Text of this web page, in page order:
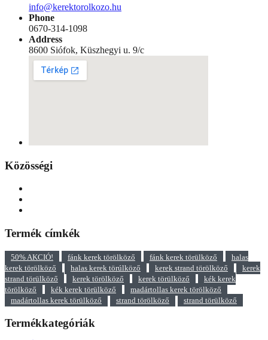
info@kerektorolkozo.hu
Phone
0670-314-1098
Address
8600 Siófok, Küszhegyi u. 9/c
Közösségi
Termék címkék
50% AKCIÓ! fánk kerek törölköző fánk kerek törülköző
halas
kerek törölköző
halas kerek törúlköző kerek strand törölköző
kerek
strand törülköző
kerek törölköző kerek törülköző
kék kerek
törölköző
kék kerek törülköző
madártollas kerek törölköző
madártollas kerek törülköző
strand törölköző strand törülköző
Termékkategóriák